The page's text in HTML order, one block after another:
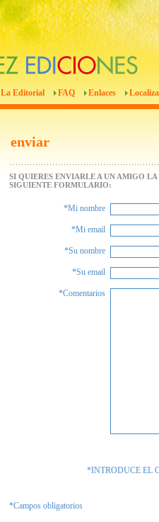
La Editorial FAQ Enlaces
enviar
SI QUIERES ENVIARLE A UN AMIGO
SIGUIENTE FORMULARIO:
*Mi nombre
*Mi email
*Su nombre
*Su email
*Comentarios
*INTRODUCE EL
*Campos obligatorios